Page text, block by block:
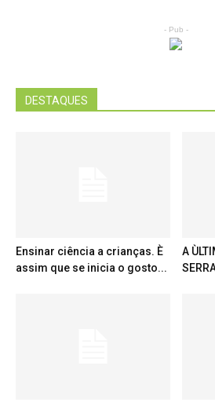
- Pub -
DESTAQUES
Ensinar ciência a crianças. È
assim que se inicia o gosto...
A